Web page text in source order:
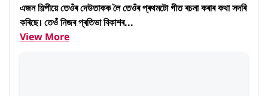
এজন শিল্পীয়ে তেওঁৰ দেউতাকক লৈ তেওঁৰ প্ৰথমটো গীত ৰচনা কৰাৰ কথা সদৰি
কৰিছে। তেওঁ নিজৰ প্ৰতিভা বিকাশৰ...
View More